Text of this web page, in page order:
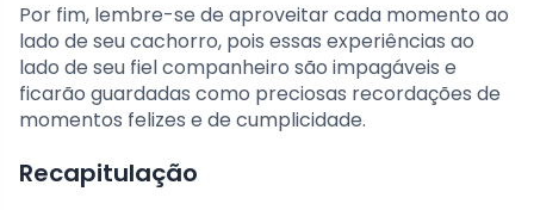
Por fim, lembre-se de aproveitar cada momento ao
lado de seu cachorro, pois essas experiências ao
lado de seu fiel companheiro são impagáveis e
ficarão guardadas como preciosas recordações de
momentos felizes e de cumplicidade.
Recapitulação